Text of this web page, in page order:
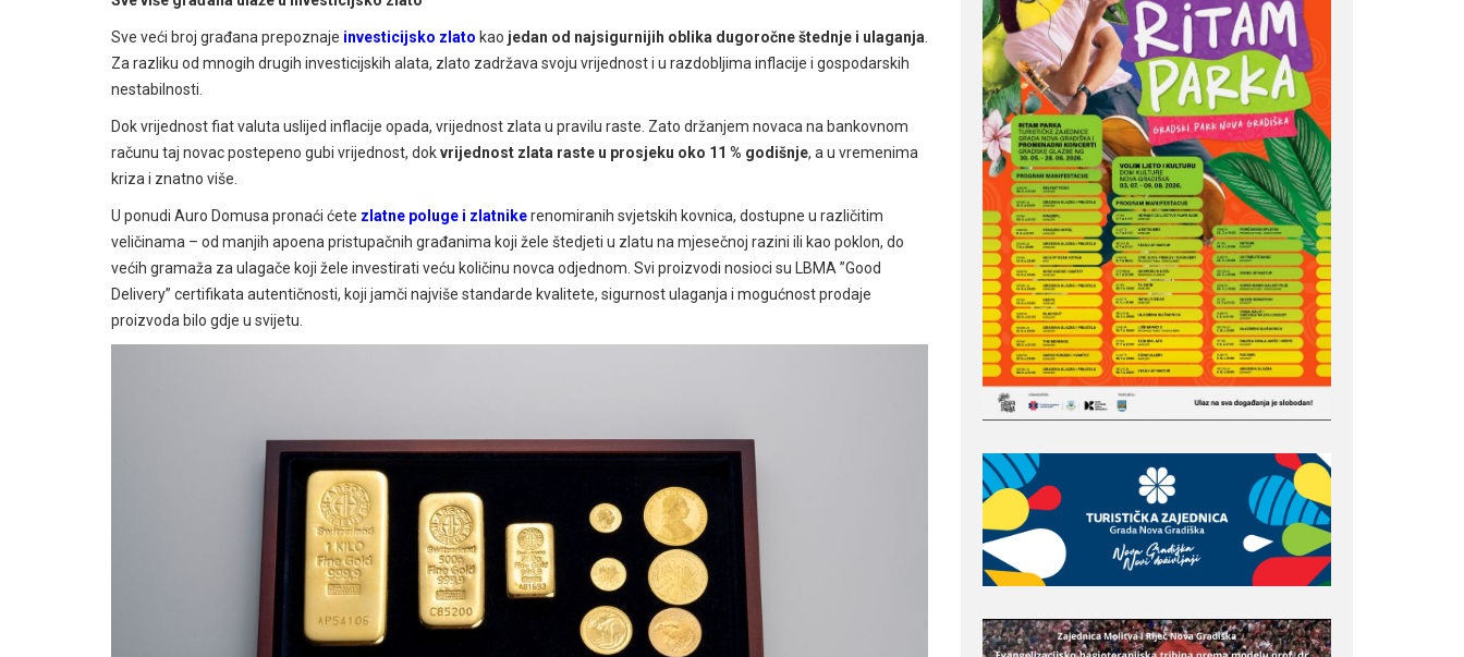
Sve veći broj građana prepoznaje investicijsko zlato kao jedan od najsigurnijih oblika dugoročne štednje i ulaganja.
Za razliku od mnogih drugih investicijskih alata, zlato zadržava svoju vrijednost i u razdobljima inflacije i gospodarskih
nestabilnosti.
Dok vrijednost fiat valuta uslijed inflacije opada, vrijednost zlata u pravilu raste. Zato držanjem novaca na bankovnom
računu taj novac postepeno gubi vrijednost, dokvrijednost zlata raste u prosjeku oko 11 % godišnje, a u vremenima
kriza i znatno više.
U ponudi Auro Domusa pronaći ćete zlatne poluge i zlatnikerenomiranih svjetskih kovnica, dostupne u različitim
veličinama – od manjih apoena pristupačnih građanima koji žele štedjeti u zlatu na mjesečnoj razini ili kao poklon, do
većih gramaža za ulagače koji žele investirati veću količinu novca odjednom. Svi proizvodi nosioci su LBMA ”Good
Delivery” certifikata autentičnosti, koji jamči najviše standarde kvalitete, sigurnost ulaganja i mogućnost prodaje
proizvoda bilo gdje u svijetu.